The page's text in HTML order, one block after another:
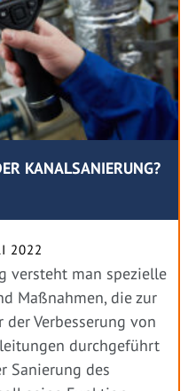
KANALSANIERUNG?
2022
versteht man spezielle
Maßnahmen, die zur
Verbesserung von
durchgeführt
Sanierung des